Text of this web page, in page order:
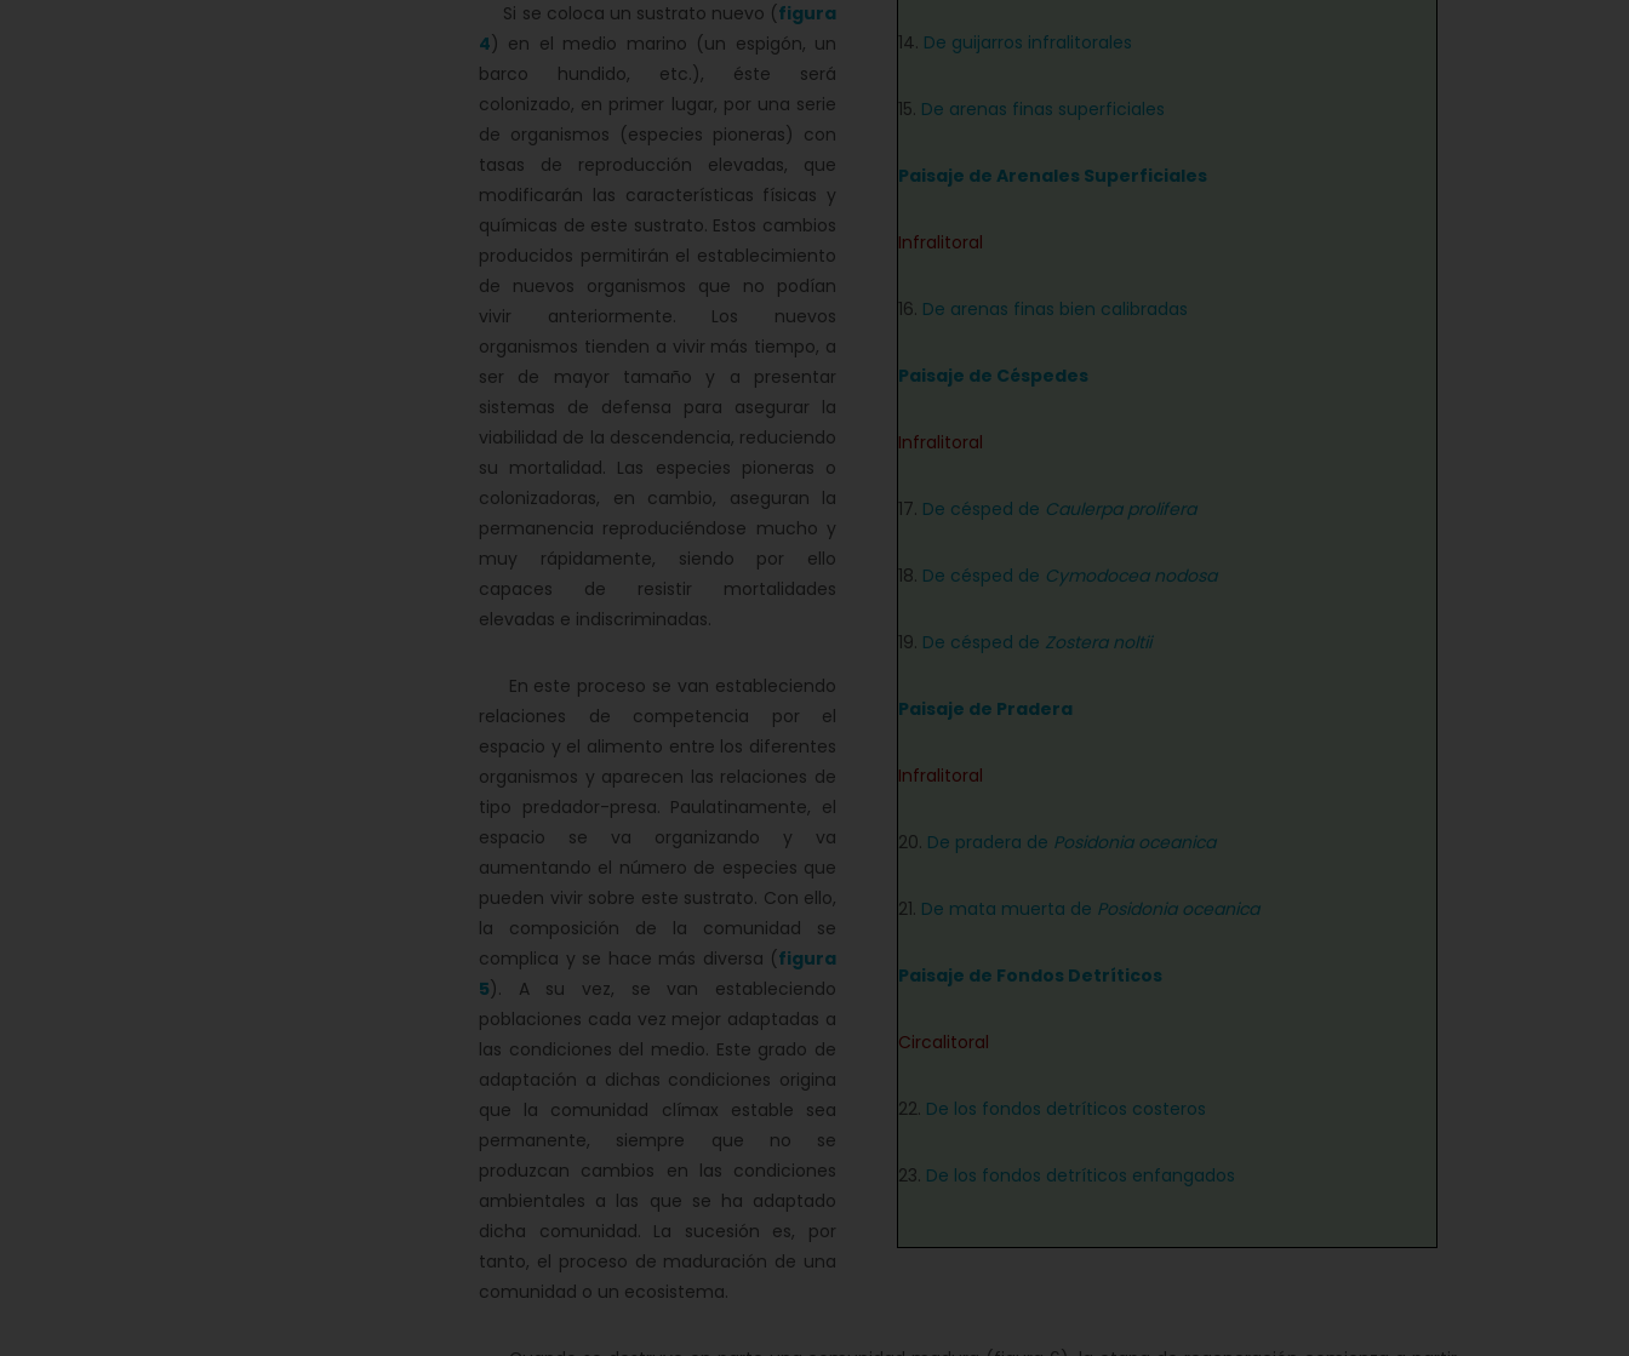
14. De guijarros infralitorales
15. De arenas finas superficiales
Paisaje de Arenales Superficiales
Infralitoral
16. De arenas finas bien calibradas
Paisaje de Céspedes
Infralitoral
17. De césped de Caulerpa prolifera
18. De césped de Cymodocea nodosa
19. De césped de Zostera noltii
Paisaje de Pradera
Infralitoral
20. De pradera de Posidonia oceanica
21. De mata muerta de Posidonia oceanica
Paisaje de Fondos Detríticos
Circalitoral
22. De los fondos detríticos costeros
23. De los fondos detríticos enfangados
Si se coloca un sustrato nuevo (figura
4) en el medio marino (un espigón, un
barco hundido, etc.), éste será
colonizado, en primer lugar, por una serie
de organismos (especies pioneras) con
tasas de reproducción elevadas, que
modificarán las características físicas y
químicas de este sustrato. Estos cambios
producidos permitirán el establecimiento
de nuevos organismos que no podían
vivir anteriormente. Los nuevos
organismos tienden a vivir más tiempo, a
ser de mayor tamaño y a presentar
sistemas de defensa para asegurar la
viabilidad de la descendencia, reduciendo
su mortalidad. Las especies pioneras o
colonizadoras, en cambio, aseguran la
permanencia reproduciéndose mucho y
muy rápidamente, siendo por ello
capaces de resistir mortalidades
elevadas e indiscriminadas.
En este proceso se van estableciendo
relaciones de competencia por el
espacio y el alimento entre los diferentes
organismos y aparecen las relaciones de
tipo predador-presa. Paulatinamente, el
espacio se va organizando y va
aumentando el número de especies que
pueden vivir sobre este sustrato. Con ello,
la composición de la comunidad se
complica y se hace más diversa (figura
5). A su vez, se van estableciendo
poblaciones cada vez mejor adaptadas a
las condiciones del medio. Este grado de
adaptación a dichas condiciones origina
que la comunidad clímax estable sea
permanente, siempre que no se
produzcan cambios en las condiciones
ambientales a las que se ha adaptado
dicha comunidad. La sucesión es, por
tanto, el proceso de maduración de una
comunidad o un ecosistema.